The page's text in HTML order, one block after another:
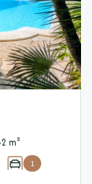
Maison 5 pièce(s) 3 chambre(s) 142 m²
1